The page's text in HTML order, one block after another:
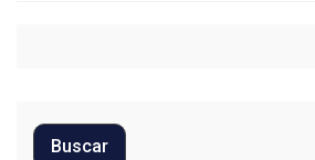
Buscar